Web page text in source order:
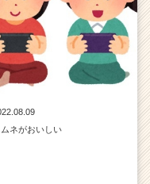
ムネがおいしい